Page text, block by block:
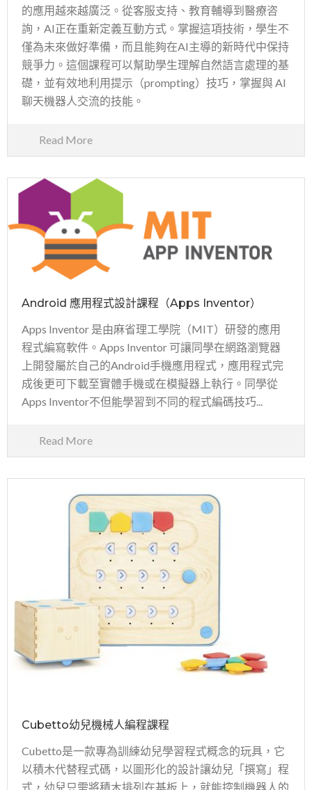
的應用越來越廣泛。從客服支持、教育輔導到醫療咨
詢，AI正在重新定義互動方式。掌握這項技術，學生不
僅為未來做好準備，而且能夠在AI主導的新時代中保持
競爭力。這個課程可以幫助學生理解自然語言處理的基
礎，並有效地利用提示（prompting）技巧，掌握與 AI
聊天機器人交流的技能。
Read More
Android 應用程式設計課程（Apps Inventor）
Apps Inventor 是由麻省理工學院（MIT）研發的應用
程式編寫軟件。Apps Inventor 可讓同學在網路瀏覽器
上開發屬於自己的Android手機應用程式，應用程式完
成後更可下載至實體手機或在模擬器上執行。同學從
Apps Inventor不但能學習到不同的程式編碼技巧...
Read More
Cubetto幼兒機械人編程課程
Cubetto是一款專為訓練幼兒學習程式概念的玩具，它
以積木代替程式碼，以圖形化的設計讓幼兒「撰寫」程
式，幼兒只需將積木排列在基板上，就能控制機器人的